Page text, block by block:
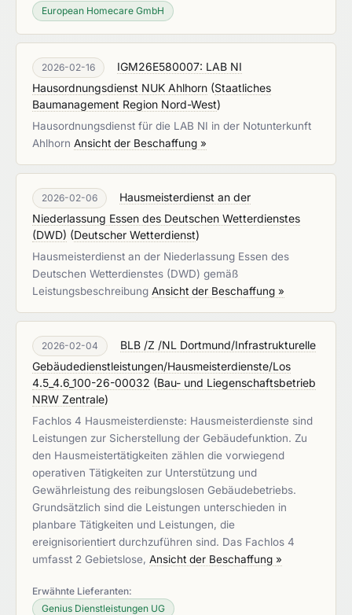
European Homecare GmbH
2026-02-16
IGM26E580007: LAB NI
Hausordnungsdienst NUK Ahlhorn (Staatliches
Baumanagement Region Nord-West)
Hausordnungsdienst für die LAB NI in der Notunterkunft
Ahlhorn Ansicht der Beschaffung »
2026-02-06
Hausmeisterdienst an der
Niederlassung Essen des Deutschen Wetterdienstes
(DWD) (Deutscher Wetterdienst)
Hausmeisterdienst an der Niederlassung Essen des
Deutschen Wetterdienstes (DWD) gemäß
Leistungsbeschreibung Ansicht der Beschaffung »
2026-02-04
BLB /Z /NL Dortmund/Infrastrukturelle
Gebäudedienstleistungen/Hausmeisterdienste/Los
4.5_4.6_100-26-00032 (Bau- und Liegenschaftsbetrieb
NRW Zentrale)
Fachlos 4 Hausmeisterdienste: Hausmeisterdienste sind
Leistungen zur Sicherstellung der Gebäudefunktion. Zu
den Hausmeistertätigkeiten zählen die vorwiegend
operativen Tätigkeiten zur Unterstützung und
Gewährleistung des reibungslosen Gebäudebetriebs.
Grundsätzlich sind die Leistungen unterschieden in
planbare Tätigkeiten und Leistungen, die
ereignisorientiert durchzuführen sind. Das Fachlos 4
umfasst 2 Gebietslose, Ansicht der Beschaffung »
Erwähnte Lieferanten:
Genius Dienstleistungen UG